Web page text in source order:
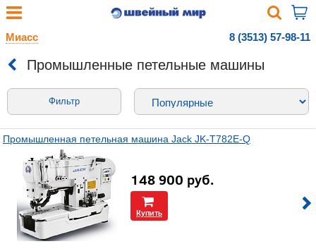
Миасс 8 (3513) 57-98-11
Промышленные петельные машины
Фильтр
Промышленная петельная машина Jack JK-T782E-Q
148 900 руб.
Купить